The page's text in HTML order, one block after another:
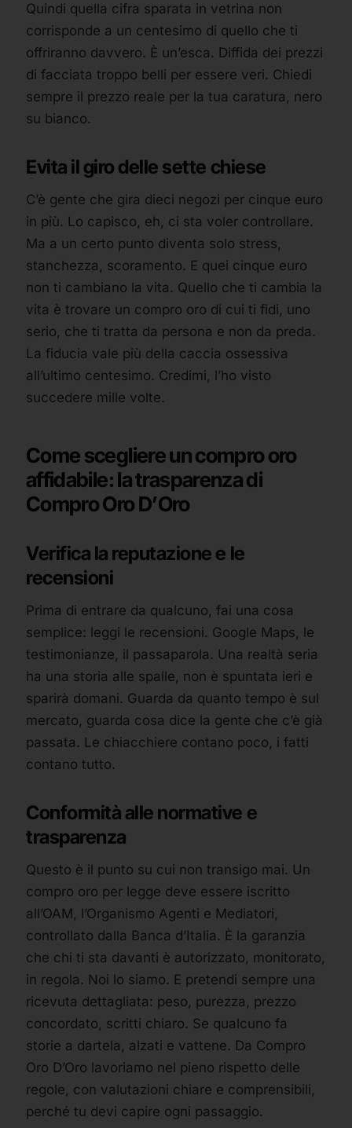
Quindi quella cifra sparata in vetrina non
corrisponde a un centesimo di quello che ti
offriranno davvero. È un’esca. Diffida dei prezzi
di facciata troppo belli per essere veri. Chiedi
sempre il prezzo reale per la tua caratura, nero
su bianco.
Evita il giro delle sette chiese
C’è gente che gira dieci negozi per cinque euro
in più. Lo capisco, eh, ci sta voler controllare.
Ma a un certo punto diventa solo stress,
stanchezza, scoramento. E quei cinque euro
non ti cambiano la vita. Quello che ti cambia la
vita è trovare un compro oro di cui ti fidi, uno
serio, che ti tratta da persona e non da preda.
La fiducia vale più della caccia ossessiva
all’ultimo centesimo. Credimi, l’ho visto
succedere mille volte.
Come scegliere un compro oro
affidabile: la trasparenza di
Compro Oro D’Oro
Verifica la reputazione e le
recensioni
Prima di entrare da qualcuno, fai una cosa
semplice: leggi le recensioni. Google Maps, le
testimonianze, il passaparola. Una realtà seria
ha una storia alle spalle, non è spuntata ieri e
sparirà domani. Guarda da quanto tempo è sul
mercato, guarda cosa dice la gente che c’è già
passata. Le chiacchiere contano poco, i fatti
contano tutto.
Conformità alle normative e
trasparenza
Questo è il punto su cui non transigo mai. Un
compro oro per legge deve essere iscritto
all’OAM, l’Organismo Agenti e Mediatori,
controllato dalla Banca d’Italia. È la garanzia
che chi ti sta davanti è autorizzato, monitorato,
in regola. Noi lo siamo. E pretendi sempre una
ricevuta dettagliata: peso, purezza, prezzo
concordato, scritti chiaro. Se qualcuno fa
storie a dartela, alzati e vattene. Da Compro
Oro D’Oro lavoriamo nel pieno rispetto delle
regole, con valutazioni chiare e comprensibili,
perché tu devi capire ogni passaggio.